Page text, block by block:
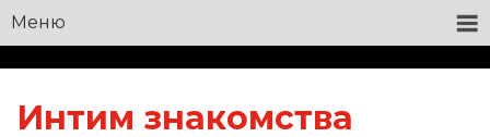
Меню
Интим знакомства